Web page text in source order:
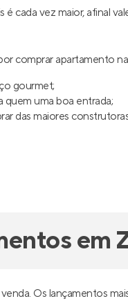
é cada vez maior, afinal
comprar apartamento
gourmet;
quem uma boa entrada;
das maiores
em
Os lançamentos